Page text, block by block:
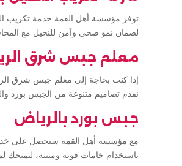
توفر مؤسسة أهل القمة خدمة تكريب
لضمان نمو صحي وآمن للنخيل مع
معلم جبس شرق
إذا كنت بحاجة إلى معلم جبس شرق
نقدم تصاميم متنوعة من الجبس بورد
جبس بورد بالرياض
مع مؤسسة أهل القمة ستحصل على خدمة
باستخدام خامات قوية ومتينة، لنمنحك